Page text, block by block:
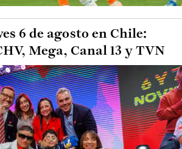
6 de agosto en Chile:
Mega, Canal 13 y TVN